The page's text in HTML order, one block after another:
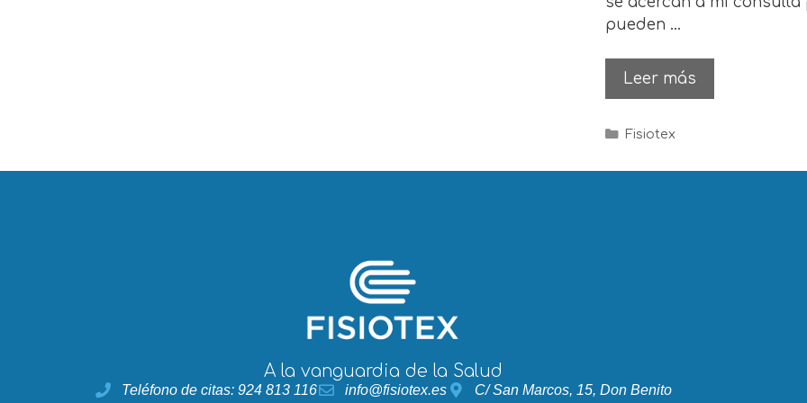
pueden …
Leer más
Fisiotex
A la vanguardia de la Salud
Teléfono de citas: 924 813 116 info@fisiotex.es C/ San Marcos, 15, Don Benito